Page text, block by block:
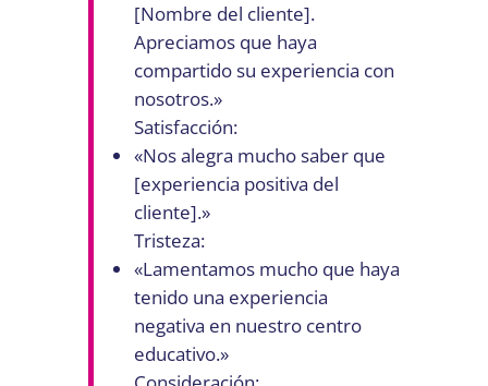
[Nombre del cliente].
Apreciamos que haya
compartido su experiencia con
nosotros.»
Satisfacción:
«Nos alegra mucho saber que
[experiencia positiva del
cliente].»
Tristeza:
«Lamentamos mucho que haya
tenido una experiencia
negativa en nuestro centro
educativo.»